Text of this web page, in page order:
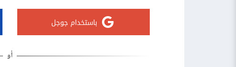
باستخدام جوجل